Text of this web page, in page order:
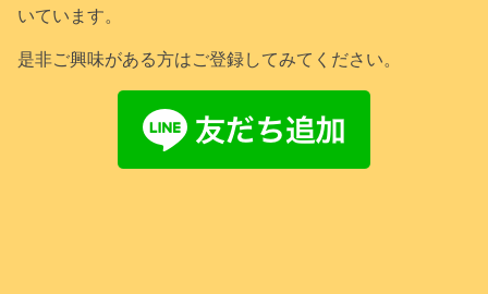
いています。
是非ご興味がある方はご登録してみてください。